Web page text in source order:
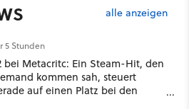
alle anzeigen
5 Stunden
bei Metacritc: Ein Steam-Hit, den
kommen sah, steuert
auf einen Platz bei den